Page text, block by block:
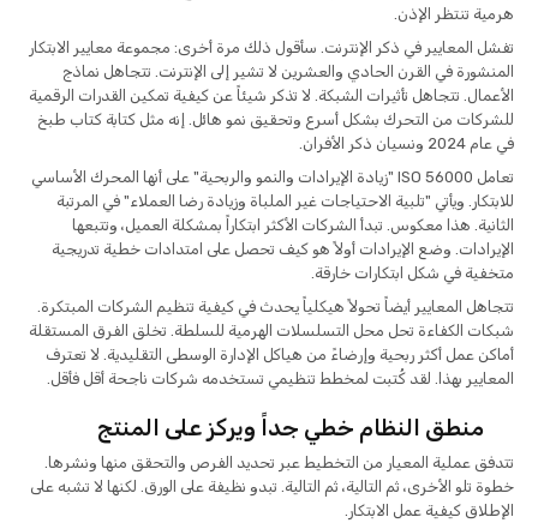
هرمية تنتظر الإذن.
تفشل المعايير في ذكر الإنترنت. سأقول ذلك مرة أخرى: مجموعة معايير الابتكار
المنشورة في القرن الحادي والعشرين لا تشير إلى الإنترنت. تتجاهل نماذج
الأعمال. تتجاهل تأثيرات الشبكة. لا تذكر شيئاً عن كيفية تمكين القدرات الرقمية
للشركات من التحرك بشكل أسرع وتحقيق نمو هائل. إنه مثل كتابة كتاب طبخ
في عام 2024 ونسيان ذكر الأفران.
تعامل ISO 56000 "زيادة الإيرادات والنمو والربحية" على أنها المحرك الأساسي
للابتكار. ويأتي "تلبية الاحتياجات غير الملباة وزيادة رضا العملاء" في المرتبة
الثانية. هذا معكوس. تبدأ الشركات الأكثر ابتكاراً بمشكلة العميل، وتتبعها
الإيرادات. وضع الإيرادات أولاً هو كيف تحصل على امتدادات خطية تدريجية
متخفية في شكل ابتكارات خارقة.
تتجاهل المعايير أيضاً تحولاً هيكلياً يحدث في كيفية تنظيم الشركات المبتكرة.
شبكات الكفاءة تحل محل التسلسلات الهرمية للسلطة. تخلق الفرق المستقلة
أماكن عمل أكثر ربحية وإرضاءً من هياكل الإدارة الوسطى التقليدية. لا تعترف
المعايير بهذا. لقد كُتبت لمخطط تنظيمي تستخدمه شركات ناجحة أقل فأقل.
منطق النظام خطي جداً ويركز على المنتج
تتدفق عملية المعيار من التخطيط عبر تحديد الفرص والتحقق منها ونشرها.
خطوة تلو الأخرى، ثم التالية، ثم التالية. تبدو نظيفة على الورق. لكنها لا تشبه على
الإطلاق كيفية عمل الابتكار.